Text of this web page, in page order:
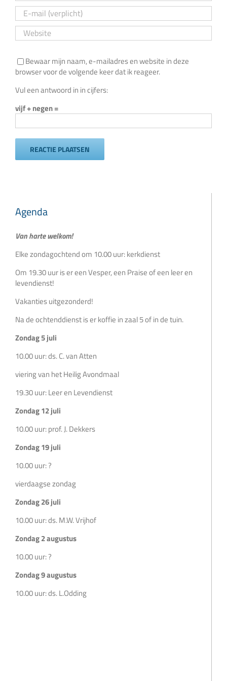
Bewaar mijn naam, e-mailadres en website in deze
browser voor de volgende keer dat ik reageer.
Vul een antwoord in in cijfers:
vijf + negen =
Agenda
Van harte welkom!
Elke zondagochtend om 10.00 uur: kerkdienst
Om 19.30 uur is er een Vesper, een Praise of een leer en
levendienst!
Vakanties uitgezonderd!
Na de ochtenddienst is er koffie in zaal 5 of in de tuin.
Zondag 5 juli
10.00 uur: ds. C. van Atten
viering van het Heilig Avondmaal
19.30 uur: Leer en Levendienst
Zondag 12 juli
10.00 uur: prof. J. Dekkers
Zondag 19 juli
10.00 uur: ?
vierdaagse zondag
Zondag 26 juli
10.00 uur: ds. M.W. Vrijhof
Zondag 2 augustus
10.00 uur: ?
Zondag 9 augustus
10.00 uur: ds. L.Odding